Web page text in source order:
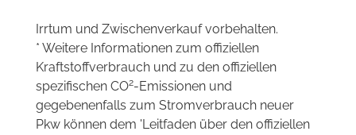
Irrtum und Zwischenverkauf vorbehalten.
* Weitere Informationen zum offiziellen
Kraftstoffverbrauch und zu den offiziellen
spezifischen CO2-Emissionen und
gegebenenfalls zum Stromverbrauch neuer
Pkw können dem 'Leitfaden über den offiziellen